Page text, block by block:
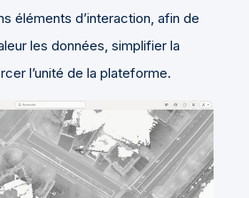
éléments d’interaction, afin de
les données, simplifier la
l’unité de la plateforme.